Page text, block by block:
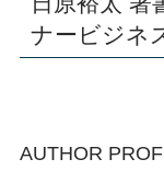
ナービジネ
AUTHOR